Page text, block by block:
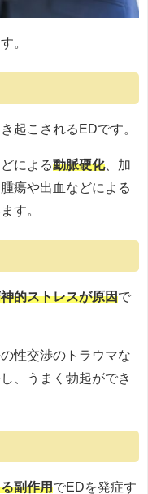
。
起こされるEDです。
による動脈硬化、加
瘍や出血などによる
す。
的ストレスが原因で
性交渉のトラウマな
、うまく勃起ができ
副作用でEDを発症す